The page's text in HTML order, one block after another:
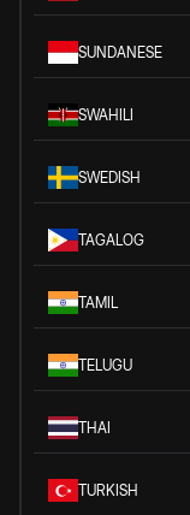
SUNDANESE
SWAHILI
SWEDISH
TAGALOG
TAMIL
TELUGU
THAI
TURKISH